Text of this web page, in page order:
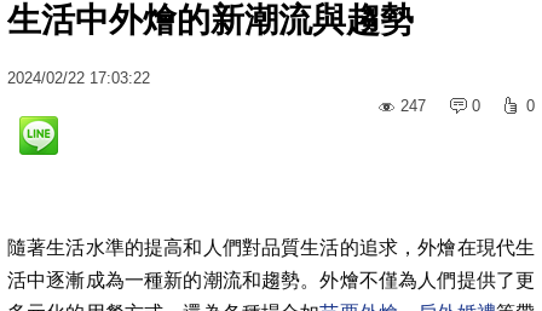
生活中外燴的新潮流與趨勢
2024/02/22 17:03:22
247
0 0
隨著生活水準的提高和人們對品質生活的追求，外燴在現代生
活中逐漸成為一種新的潮流和趨勢。外燴不僅為人們提供了更